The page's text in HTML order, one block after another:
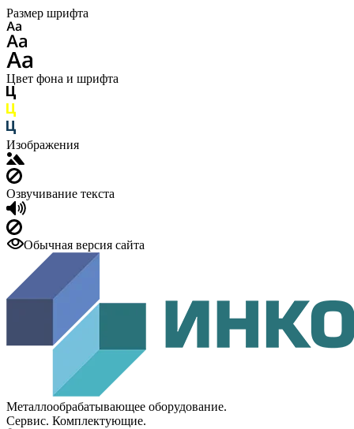
Размер шрифта
Цвет фона и шрифта
Изображения
Озвучивание текста
Обычная версия сайта
Металлообрабатывающее оборудование.
Сервис. Комплектующие.